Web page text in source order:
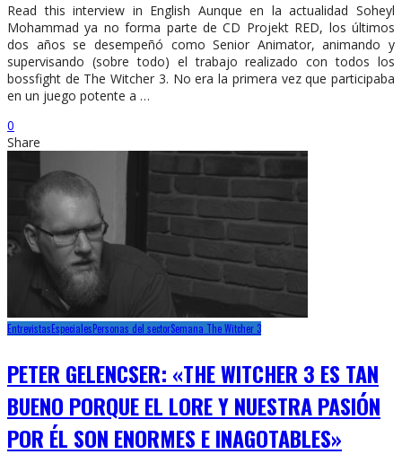
Read this interview in English Aunque en la actualidad Soheyl
Mohammad ya no forma parte de CD Projekt RED, los últimos
dos años se desempeñó como Senior Animator, animando y
supervisando (sobre todo) el trabajo realizado con todos los
bossfight de The Witcher 3. No era la primera vez que participaba
en un juego potente a …
0
Share
EntrevistasEspecialesPersonas del sectorSemana The Witcher 3
PETER GELENCSER: «THE WITCHER 3 ES TAN
BUENO PORQUE EL LORE Y NUESTRA PASIÓN
POR ÉL SON ENORMES E INAGOTABLES»